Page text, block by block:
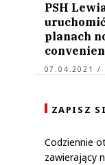
PSH
planach
07.04.2021 /
ZAPISZ
Codziennie
zawierający